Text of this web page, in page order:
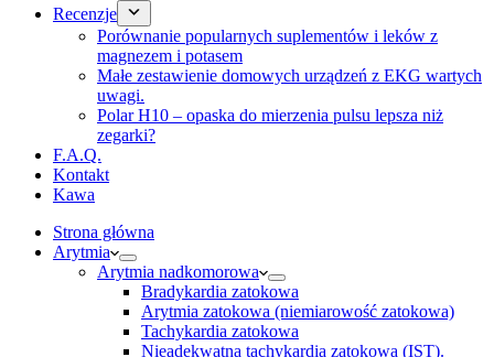
Recenzje
Porównanie popularnych suplementów i leków z
magnezem i potasem
Małe zestawienie domowych urządzeń z EKG wartych
uwagi.
Polar H10 – opaska do mierzenia pulsu lepsza niż
zegarki?
F.A.Q.
Kontakt
Kawa
Strona główna
Arytmia
Arytmia nadkomorowa
Bradykardia zatokowa
Arytmia zatokowa (niemiarowość zatokowa)
Tachykardia zatokowa
Nieadekwatna tachykardia zatokowa (IST).